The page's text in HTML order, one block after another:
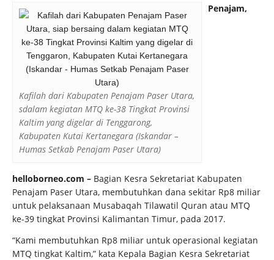
Kafilah dari Kabupaten Penajam Paser Utara,
sdalam kegiatan MTQ ke-38 Tingkat Provinsi
Kaltim yang digelar di Tenggarong,
Kabupaten Kutai Kertanegara (Iskandar –
Humas Setkab Penajam Paser Utara)
Penajam,
helloborneo.com – Bagian Kesra Sekretariat Kabupaten
Penajam Paser Utara, membutuhkan dana sekitar Rp8 miliar
untuk pelaksanaan Musabaqah Tilawatil Quran atau MTQ
ke-39 tingkat Provinsi Kalimantan Timur, pada 2017.
“Kami membutuhkan Rp8 miliar untuk operasional kegiatan
MTQ tingkat Kaltim,” kata Kepala Bagian Kesra Sekretariat